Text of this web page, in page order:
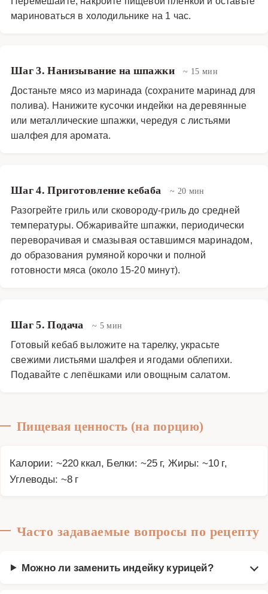
мариноваться в холодильнике на 1 час.
Шаг 3. Нанизывание на шпажки ~ 15 мин
Достаньте мясо из маринада (сохраните маринад для
полива). Нанижите кусочки индейки на деревянные
или металлические шпажки, чередуя с листьями
шалфея для аромата.
Шаг 4. Приготовление кебаба ~ 20 мин
Разогрейте гриль или сковороду-гриль до средней
температуры. Обжаривайте шпажки, периодически
переворачивая и смазывая оставшимся маринадом,
до образования румяной корочки и полной
готовности мяса (около 15-20 минут).
Шаг 5. Подача ~ 5 мин
Готовый кебаб выложите на тарелку, украсьте
свежими листьями шалфея и ягодами облепихи.
Подавайте с лепёшками или овощным салатом.
Пищевая ценность (на порцию)
Калории: ~220 ккал, Белки: ~25 г, Жиры: ~10 г,
Углеводы: ~8 г
Часто задаваемые вопросы по рецепту
Можно ли заменить индейку курицей?